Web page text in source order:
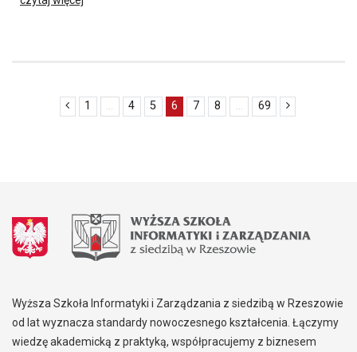
1 ... 4 5 6 7 8 ... 69
Wyższa Szkoła Informatyki i Zarządzania z siedzibą w Rzeszowie
od lat wyznacza standardy nowoczesnego kształcenia. Łączymy
wiedzę akademicką z praktyką, współpracujemy z biznesem